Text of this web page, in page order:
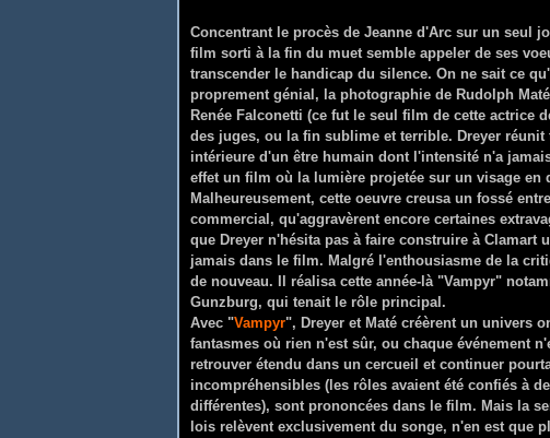
Concentrant le procès de Jeanne d'Arc sur un seul
film sorti à la fin du muet semble appeler de ses
transcender le handicap du silence. On ne sait ce
proprement génial, la photographie de Rudolph
Renée Falconetti (ce fut le seul film de cette actrice
des juges, ou la fin sublime et terrible. Dreyer
intérieure d'un être humain dont l'intensité n'a
effet un film où la lumière projetée sur un visage
Malheureusement, cette oeuvre creusa un fossé
commercial, qu'aggravèrent encore certaines
que Dreyer n'hésita pas à faire construire à Clamart
jamais dans le film. Malgré l'enthousiasme de la
de nouveau. Il réalisa cette année-là "Vampyr"
Gunzburg, qui tenait le rôle principal.
Avec "Vampyr", Dreyer et Maté créèrent un univers
fantasmes où rien n'est sûr, ou chaque événement
retrouver étendu dans un cercueil et continuer
incompréhensibles (les rôles avaient été confiés à
différentes), sont prononcées dans le film. Mais la
lois relèvent exclusivement du songe, n'en est que